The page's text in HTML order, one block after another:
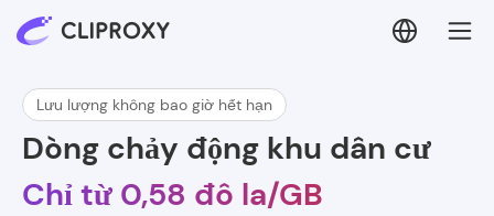
Lưu lượng không bao giờ hết hạn
Dòng chảy động khu dân cư
Chỉ từ 0,58 đô la/GB